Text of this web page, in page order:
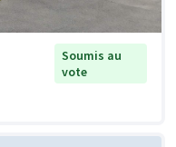
Soumis au
vote